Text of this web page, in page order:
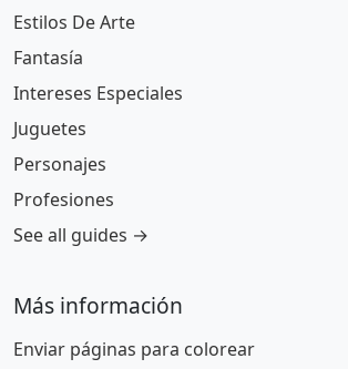
Estilos De Arte
Fantasía
Intereses Especiales
Juguetes
Personajes
Profesiones
See all guides →
Más información
Enviar páginas para colorear